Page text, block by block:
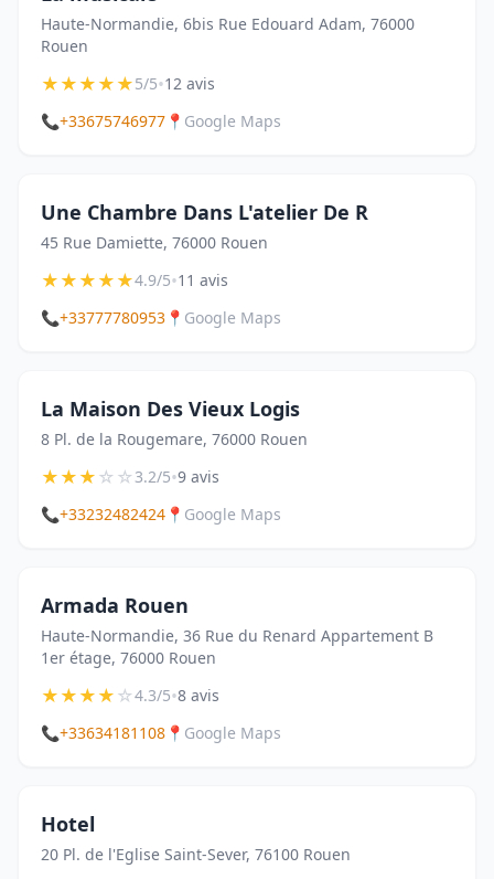
Haute-Normandie, 6bis Rue Edouard Adam, 76000
Rouen
★★★★★5/5•12 avis
📞+33675746977 📍 Google Maps
Une Chambre Dans L'atelier De R
45 Rue Damiette, 76000 Rouen
★★★★★4.9/5•11 avis
📞+33777780953 📍 Google Maps
La Maison Des Vieux Logis
8 Pl. de la Rougemare, 76000 Rouen
★★★☆☆3.2/5•9 avis
📞+33232482424 📍 Google Maps
Armada Rouen
Haute-Normandie, 36 Rue du Renard Appartement B
1er étage, 76000 Rouen
★★★★☆4.3/5•8 avis
📞+33634181108 📍 Google Maps
Hotel
20 Pl. de l'Eglise Saint-Sever, 76100 Rouen